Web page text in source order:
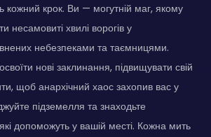
кожний крок. Ви — могутній маг, якому
несамовиті хвилі ворогів у
небезпеками та таємницями.
нові заклинання, підвищувати свій
щоб анархічний хаос захопив вас у
підземелля та знаходьте
допоможуть у вашій месті. Кожна мить